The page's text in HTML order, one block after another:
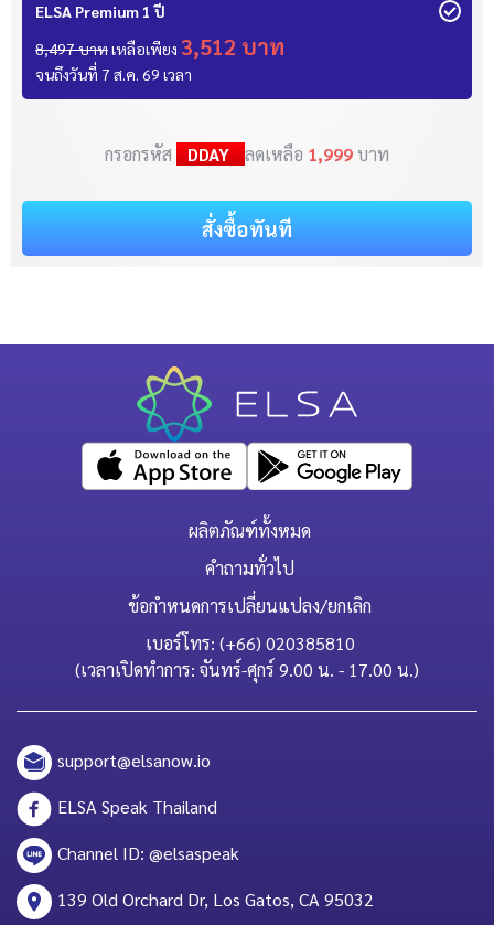
ELSA Premium 1 ปี
8,497 บาทเหลือเพียง 3,512 บาท
จนถึงวันที่ 7 ส.ค. 69 เวลา
กรอกรหัส DDAY ลดเหลือ 1,999บาท
สั่งซื้อทันที
ผลิตภัณฑ์ทั้งหมด
คำถามทั่วไป
ข้อกำหนดการเปลี่ยนแปลง/ยกเลิก
เบอร์โทร: (+66) 020385810
(เวลาเปิดทำการ: จันทร์-ศุกร์ 9.00 น. - 17.00 น.)
support@elsanow.io
ELSA Speak Thailand
Channel ID: @elsaspeak
139 Old Orchard Dr, Los Gatos, CA 95032